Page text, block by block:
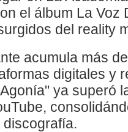
el álbum La Voz
del reality
acumula más
digitales y
ya superó